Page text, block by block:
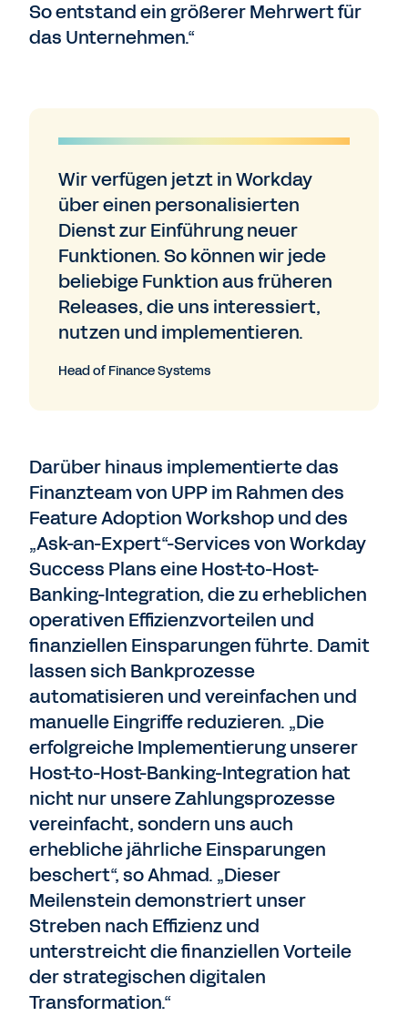
So entstand ein größerer Mehrwert für
das Unternehmen.“
Wir verfügen jetzt in Workday
über einen personalisierten
Dienst zur Einführung neuer
Funktionen. So können wir jede
beliebige Funktion aus früheren
Releases, die uns interessiert,
nutzen und implementieren.
Head of Finance Systems
Darüber hinaus implementierte das
Finanzteam von UPP im Rahmen des
Feature Adoption Workshop und des
„Ask-an-Expert“-Services von Workday
Success Plans eine Host-to-Host-
Banking-Integration, die zu erheblichen
operativen Effizienzvorteilen und
finanziellen Einsparungen führte. Damit
lassen sich Bankprozesse
automatisieren und vereinfachen und
manuelle Eingriffe reduzieren. „Die
erfolgreiche Implementierung unserer
Host-to-Host-Banking-Integration hat
nicht nur unsere Zahlungsprozesse
vereinfacht, sondern uns auch
erhebliche jährliche Einsparungen
beschert“, so Ahmad. „Dieser
Meilenstein demonstriert unser
Streben nach Effizienz und
unterstreicht die finanziellen Vorteile
der strategischen digitalen
Transformation.“